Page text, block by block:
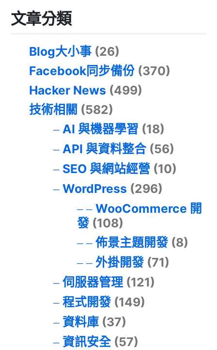
文章分類
Blog大小事 (26)
Facebook同步備份 (370)
Hacker News (499)
技術相關 (582)
AI 與機器學習 (18)
API 與資料整合(56)
SEO 與網站經營 (10)
WordPress (296)
WooCommerce 開
發(108)
佈景主題開發(8)
外掛開發(71)
伺服器管理(121)
程式開發(149)
資料庫(37)
資訊安全(57)